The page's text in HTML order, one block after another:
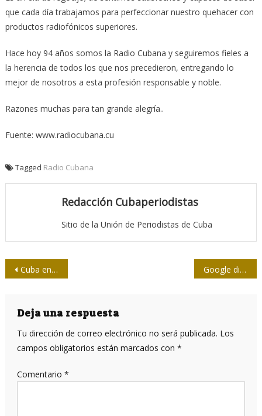
que cada día trabajamos para perfeccionar nuestro quehacer con
productos radiofónicos superiores.
Hace hoy 94 años somos la Radio Cubana y seguiremos fieles a
la herencia de todos los que nos precedieron, entregando lo
mejor de nosotros a esta profesión responsable y noble.
Razones muchas para tan grande alegría..
Fuente: www.radiocubana.cu
Tagged Radio Cubana
Redacción Cubaperiodistas
Sitio de la Unión de Periodistas de Cuba
Navegación
entradas
Cuba en Rio 2016: Sí pero No Google dice que no borró a Palestina
Deja una respuesta
Tu dirección de correo electrónico no será publicada. Los
campos obligatorios están marcados con *
Comentario *